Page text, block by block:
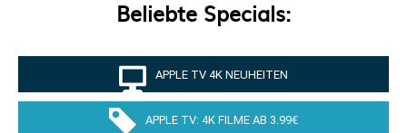
Beliebte Specials:
APPLE TV 4K NEUHEITEN
APPLE TV: 4K FILME AB 3.99€